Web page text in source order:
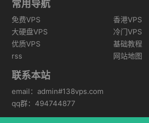
常用导航
免费VPS
香港VPS
大硬盘VPS
冷门VPS
优质VPS
基础教程
rss
网站地图
联系本站
email：admin#138vps.com
qq群：494744877